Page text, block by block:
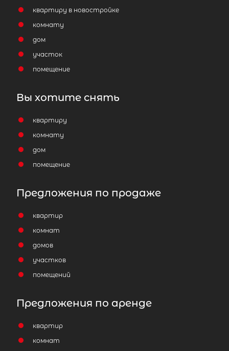
квартиру в новостройке
комнату
дом
участок
помещение
Вы хотите снять
квартиру
комнату
дом
помещение
Предложения по продаже
квартир
комнат
домов
участков
помещений
Предложения по аренде
квартир
комнат